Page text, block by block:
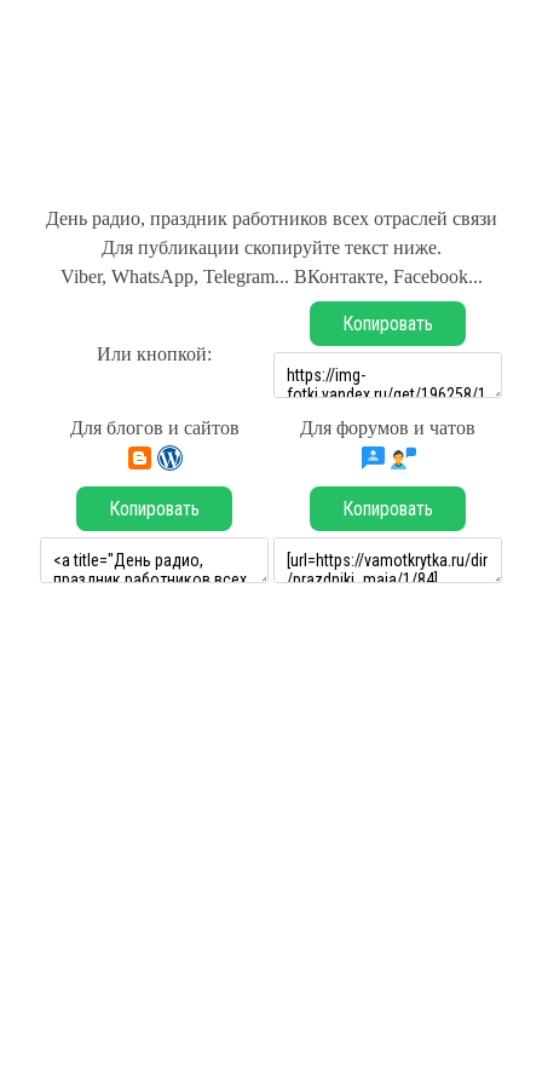
День радио, праздник работников всех отраслей связи
Для публикации скопируйте текст ниже.
Viber, WhatsApp, Telegram... ВКонтакте, Facebook...
Или кнопкой:
Копировать
Для блогов и сайтов Для форумов и чатов
Копировать Копировать